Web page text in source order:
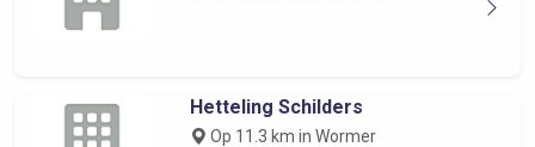
Hetteling Schilders
Op 11.3 km in Wormer